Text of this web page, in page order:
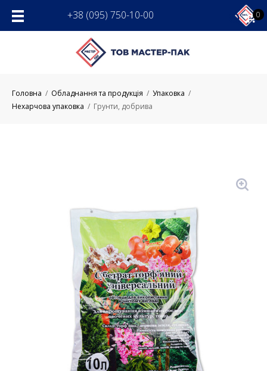
content
+38 (095) 750-10-00 0
Головна / Обладнання та продукція / Упаковка /
Нехарчова упаковка / Грунти, добрива